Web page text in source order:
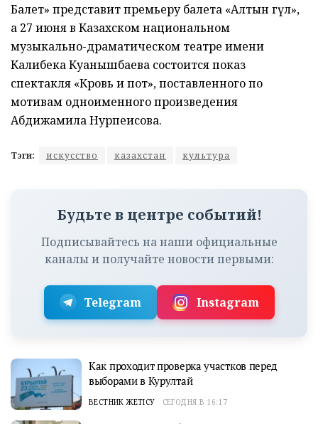
Балет» представит премьеру балета «Алтын гүл»,
а 27 июня в Казахском национальном
музыкально-драматическом театре имени
Калибека Куанышбаева состоится показ
спектакля «Кровь и пот», поставленного по
мотивам одноименного произведения
Абдижамила Нурпеисова.
Тэги: искусство казахстан культура
Будьте в центре событий!
Подписывайтесь на наши официальные
каналы и получайте новости первыми:
Telegram Instagram
Как проходит проверка участков перед
выборами в Курултай
ВЕСТНИК ЖЕТІСУ СЕГОДНЯ В 16:17